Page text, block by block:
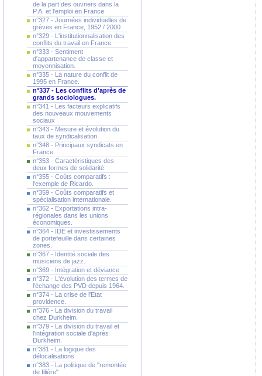
de la part des ouvriers dans la
P.A. et l'emploi en France
n°327 - Journées individuelles de
grèves en France, 1952 / 2000
n°329 - L'institutionnalisation des
conflits du travail en France
n°333 - Sentiment
d'appartenance de classe et
moyennisation.
n°335 - La nature du conflit de
1995 en France.
n°337 - Les conflits d'après de
grands sociologues.
n°341 - Les facteurs explicatifs
des nouveaux mouvements
sociaux
n°343 - Mesure et évolution du
taux de syndicalisation
n°348 - Principaux syndicats en
France
n°353 - Caractéristiques des
deux formes de solidarité.
n°355 - Coûts comparatifs :
l'exemple de Ricardo.
n°359 - Coûts comparatifs et
spécialisation internationale.
n°362 - Exportations intra-
régionales dans les unions
économiques.
n°364 - IDE et investissements
de portefeuille dans certaines
zones.
n°367 - Identité sociale des
musiciens de jazz.
n°369 - Intégration et déviance
n°372 - L'évolution des termes de
l'échange des PVD depuis 1964.
n°374 - La crise de l'Etat
providence.
n°376 - La division du travail
chez Durkheim.
n°379 - La division du travail et
l'intégration sociale d'après
Durkheim.
n°381 - La logique des
délocalisations
n°383 - La politique de "remontée
de filière"